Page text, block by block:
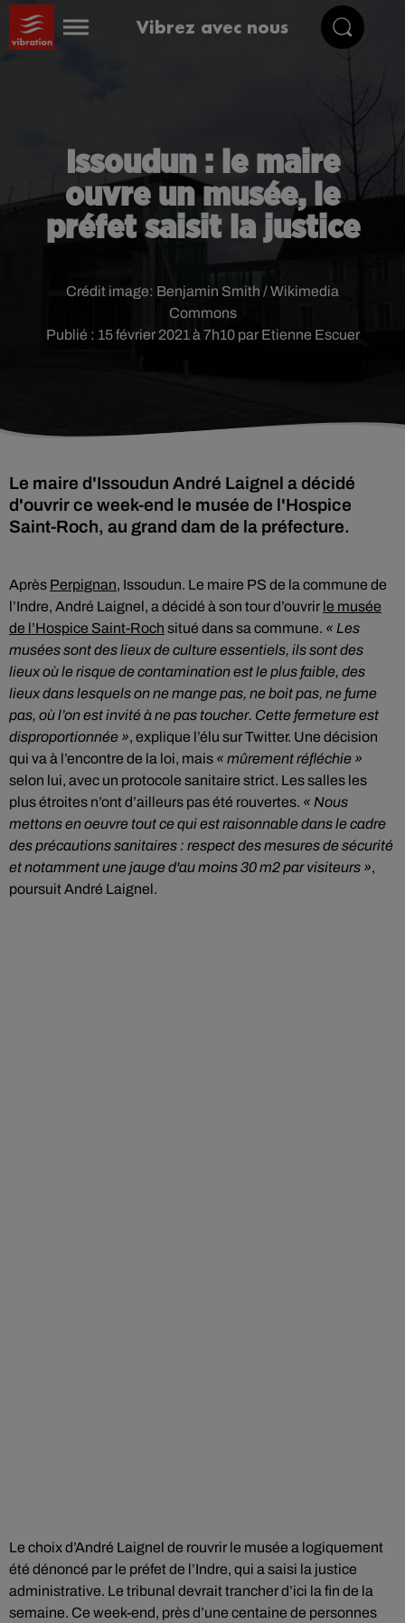
Vibrez avec nous
Issoudun : le maire
ouvre un musée, le
préfet saisit la justice
Publié : 15 février 2021 à 7h10 par Etienne Escuer
Crédit image: Benjamin Smith / Wikimedia
Commons
Le maire d'Issoudun André Laignel a décidé
d'ouvrir ce week-end le musée de l'Hospice
Saint-Roch, au grand dam de la préfecture.
Après Perpignan, Issoudun. Le maire PS de la commune de
l’Indre, André Laignel, a décidé à son tour d’ouvrir le musée
de l’Hospice Saint-Roch situé dans sa commune. « Les
musées sont des lieux de culture essentiels, ils sont des
lieux où le risque de contamination est le plus faible, des
lieux dans lesquels on ne mange pas, ne boit pas, ne fume
pas, où l’on est invité à ne pas toucher. Cette fermeture est
disproportionnée », explique l’élu sur Twitter. Une décision
qui va à l’encontre de la loi, mais « mûrement réfléchie »
selon lui, avec un protocole sanitaire strict. Les salles les
plus étroites n’ont d’ailleurs pas été rouvertes. « Nous
mettons en oeuvre tout ce qui est raisonnable dans le cadre
des précautions sanitaires : respect des mesures de sécurité
et notamment une jauge d'au moins 30 m2 par visiteurs »,
poursuit André Laignel.
Le choix d’André Laignel de rouvrir le musée a logiquement
été dénoncé par le préfet de l’Indre, qui a saisi la justice
administrative. Le tribunal devrait trancher d’ici la fin de la
semaine. Ce week-end, près d’une centaine de personnes